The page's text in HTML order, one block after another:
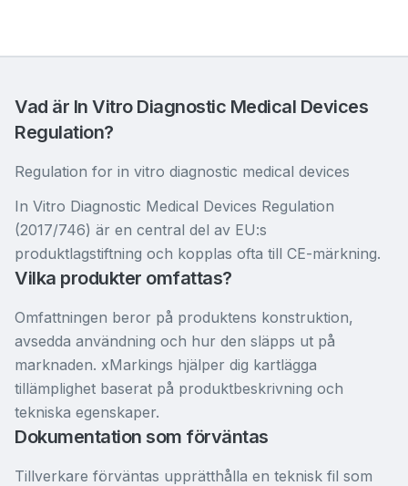
Vad är In Vitro Diagnostic Medical Devices
Regulation?
Regulation for in vitro diagnostic medical devices
In Vitro Diagnostic Medical Devices Regulation
(2017/746) är en central del av EU:s
produktlagstiftning och kopplas ofta till CE-märkning.
Vilka produkter omfattas?
Omfattningen beror på produktens konstruktion,
avsedda användning och hur den släpps ut på
marknaden. xMarkings hjälper dig kartlägga
tillämplighet baserat på produktbeskrivning och
tekniska egenskaper.
Dokumentation som förväntas
Tillverkare förväntas upprätthålla en teknisk fil som